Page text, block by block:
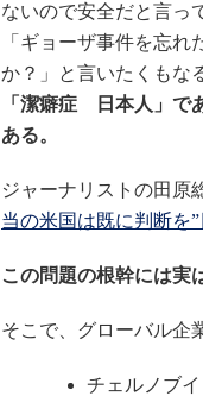
ないので安全だと言っ
「ギョーザ事件を忘
か？」と言いたくもな
「潔癖症 日本人」で
ある。
ジャーナリストの田原
当の米国は既に判断を
この問題の根幹には実
そこで、グローバル企
チェルノブ